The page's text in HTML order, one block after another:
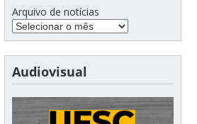
Arquivo de notícias
Audiovisual